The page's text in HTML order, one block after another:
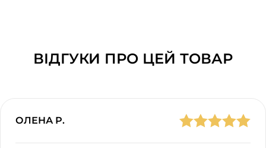
ВІДГУКИ ПРО ЦЕЙ ТОВАР
ОЛЕНА Р.